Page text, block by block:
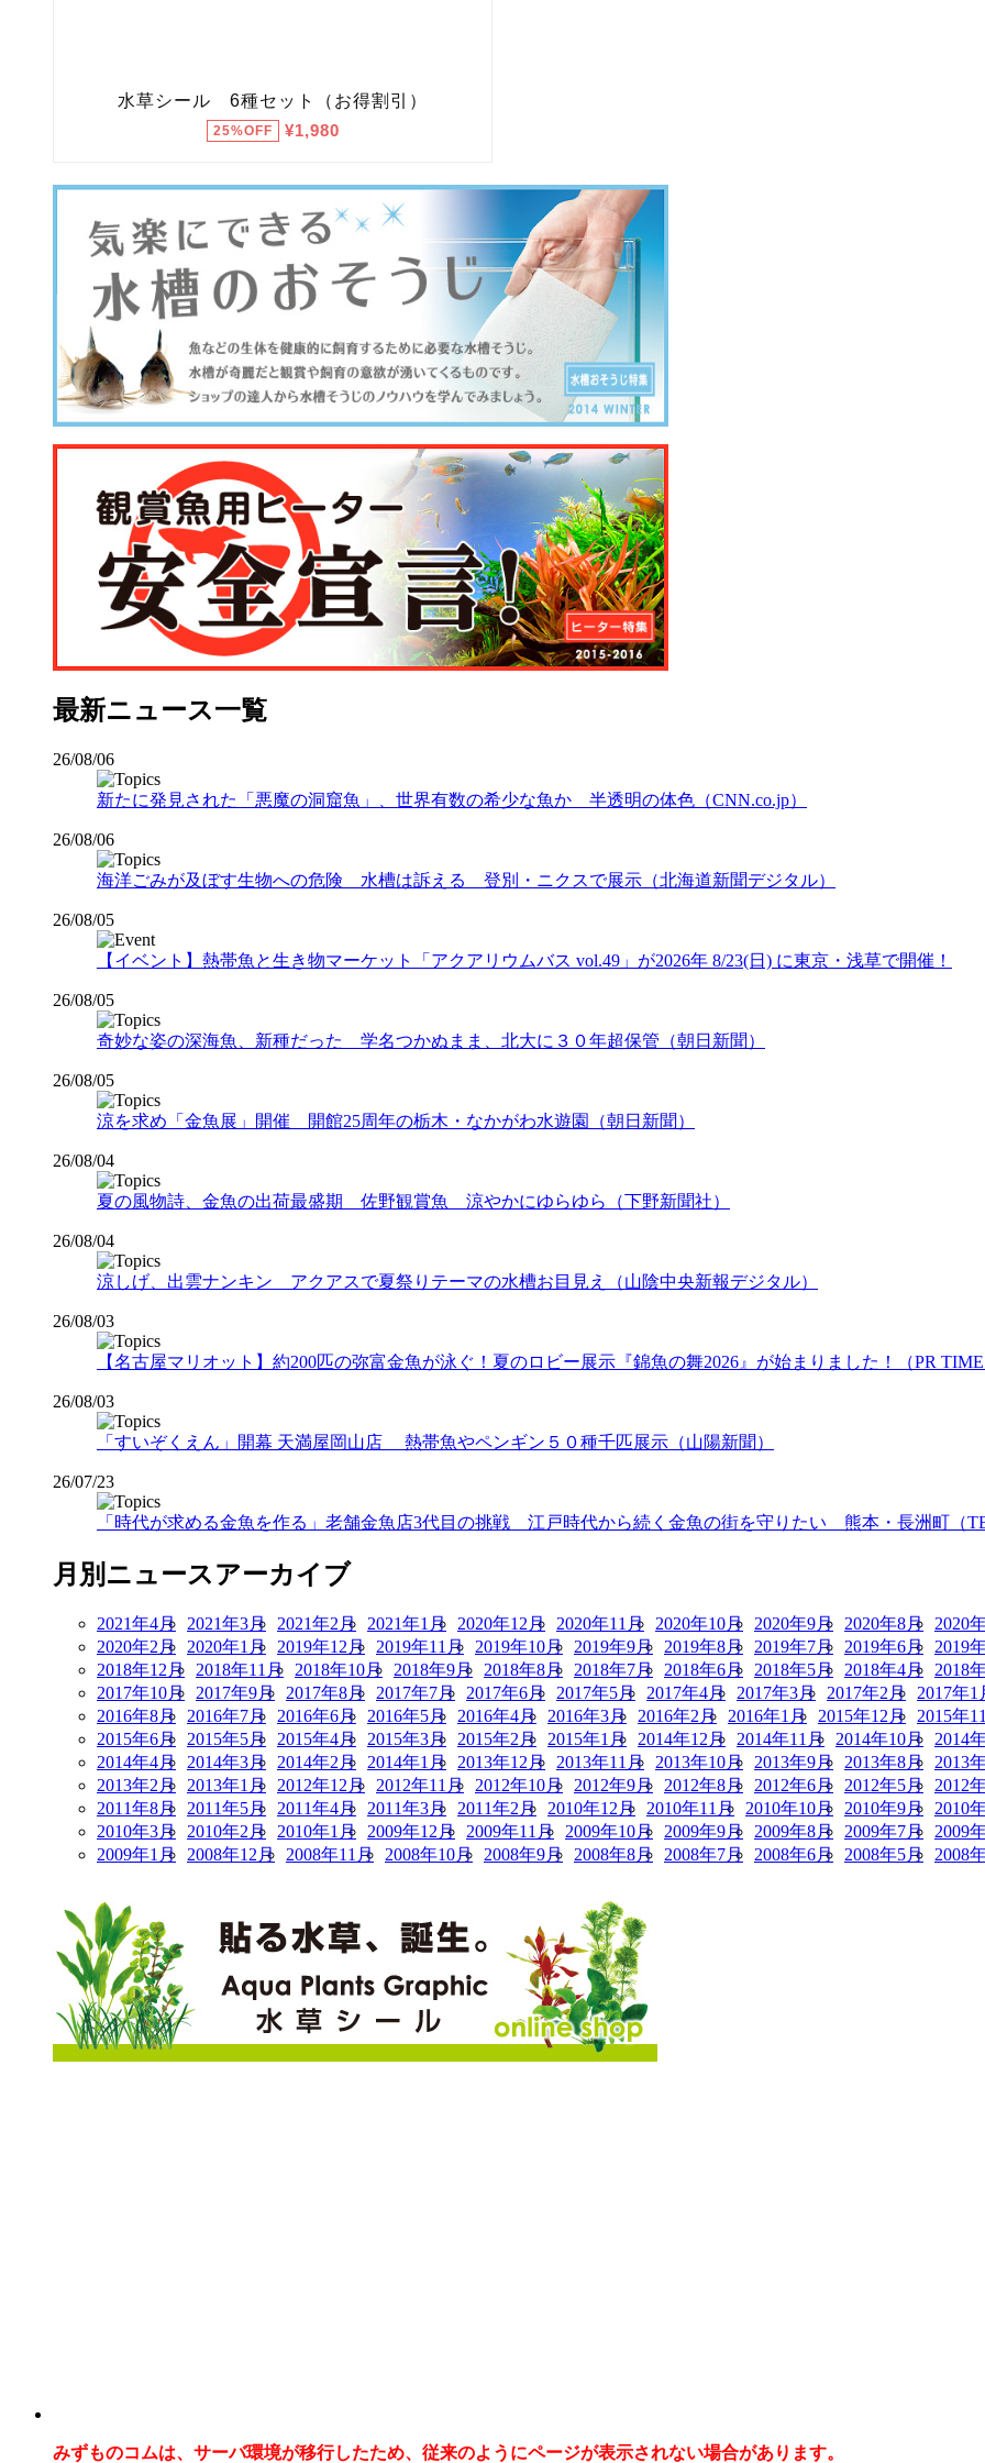
最新ニュース一覧
26/08/06
新たに発見された「悪魔の洞窟魚」、世界有数の希少な魚か 半透明の体色（CNN.co.jp）
26/08/06
海洋ごみが及ぼす生物への危険 水槽は訴える 登別・ニクスで展示（北海道新聞デジタル）
26/08/05
【イベント】熱帯魚と生き物マーケット「アクアリウムバス vol.49」が2026年 8/23(日) に東京・浅草で開催！
26/08/05
奇妙な姿の深海魚、新種だった 学名つかぬまま、北大に３０年超保管（朝日新聞）
26/08/05
涼を求め「金魚展」開催 開館25周年の栃木・なかがわ水遊園（朝日新聞）
26/08/04
夏の風物詩、金魚の出荷最盛期 佐野観賞魚 涼やかにゆらゆら（下野新聞社）
26/08/04
涼しげ、出雲ナンキン アクアスで夏祭りテーマの水槽お目見え（山陰中央新報デジタル）
26/08/03
【名古屋マリオット】約200匹の弥富金魚が泳ぐ！夏のロビー展示『錦魚の舞2026』が始まりました！（PR
26/08/03
「すいぞくえん」開幕 天満屋岡山店 熱帯魚やペンギン５０種千匹展示（山陽新聞）
26/07/23
「時代が求める金魚を作る」老舗金魚店3代目の挑戦 江戸時代から続く金魚の街を守りたい 熊本・長洲町（
月別ニュースアーカイブ
2021年4月 2021年3月 2021年2月 2021年1月 2020年12月 2020年11月 2020年10月 2020年9月 2020年8月 2020
2020年2月 2020年1月 2019年12月 2019年11月 2019年10月 2019年9月 2019年8月 2019年7月 2019年6月 2019
2018年12月 2018年11月 2018年10月 2018年9月 2018年8月 2018年7月 2018年6月 2018年5月 2018年4月 2018
2017年10月 2017年9月 2017年8月 2017年7月 2017年6月 2017年5月 2017年4月 2017年3月 2017年2月 2017年1
2016年8月 2016年7月 2016年6月 2016年5月 2016年4月 2016年3月 2016年2月 2016年1月 2015年12月 2015年
2015年6月 2015年5月 2015年4月 2015年3月 2015年2月 2015年1月 2014年12月 2014年11月 2014年10月 2014
2014年4月 2014年3月 2014年2月 2014年1月 2013年12月 2013年11月 2013年10月 2013年9月 2013年8月 2013
2013年2月 2013年1月 2012年12月 2012年11月 2012年10月 2012年9月 2012年8月 2012年6月 2012年5月 2012
2011年8月 2011年5月 2011年4月 2011年3月 2011年2月 2010年12月 2010年11月 2010年10月 2010年9月 2010
2010年3月 2010年2月 2010年1月 2009年12月 2009年11月 2009年10月 2009年9月 2009年8月 2009年7月 2009
2009年1月 2008年12月 2008年11月 2008年10月 2008年9月 2008年8月 2008年7月 2008年6月 2008年5月 2008
みずものコムは、サーバ環境が移行したため、従来のようにページが表示されない場合があります。